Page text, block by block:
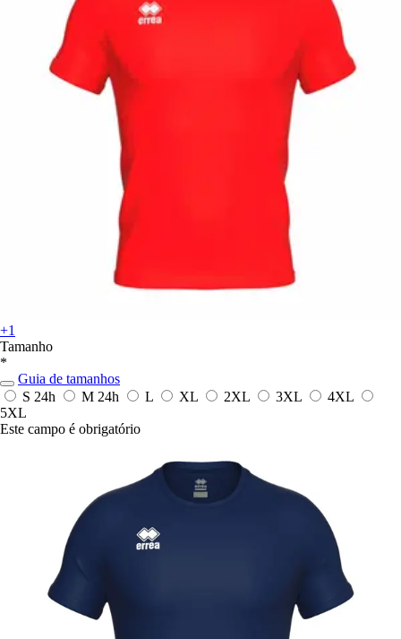
+1
Tamanho
*
Guia de tamanhos
S 24h M 24h L XL 2XL 3XL
4XL
5XL
Este campo é obrigatório